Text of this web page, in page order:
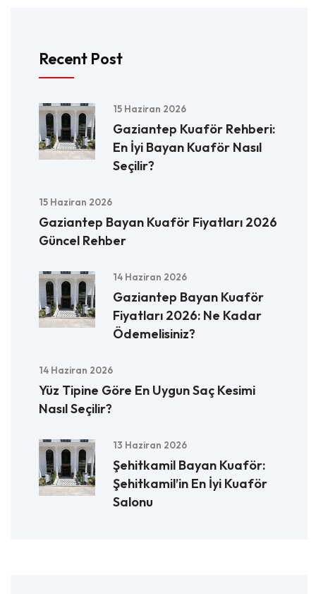
Recent Post
15 Haziran 2026
Gaziantep Kuaför Rehberi:
En İyi Bayan Kuaför Nasıl
Seçilir?
15 Haziran 2026
Gaziantep Bayan Kuaför Fiyatları 2026
Güncel Rehber
14 Haziran 2026
Gaziantep Bayan Kuaför
Fiyatları 2026: Ne Kadar
Ödemelisiniz?
14 Haziran 2026
Yüz Tipine Göre En Uygun Saç Kesimi
Nasıl Seçilir?
13 Haziran 2026
Şehitkamil Bayan Kuaför:
Şehitkamil’in En İyi Kuaför
Salonu